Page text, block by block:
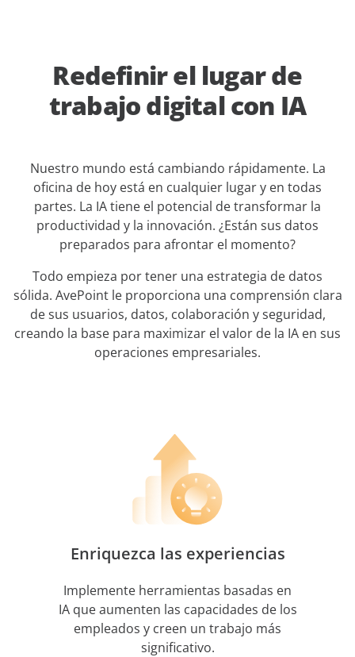
Redefinir el lugar de
trabajo digital con IA
Nuestro mundo está cambiando rápidamente. La
oficina de hoy está en cualquier lugar y en todas
partes. La IA tiene el potencial de transformar la
productividad y la innovación. ¿Están sus datos
preparados para afrontar el momento?
Todo empieza por tener una estrategia de datos
sólida. AvePoint le proporciona una comprensión clara
de sus usuarios, datos, colaboración y seguridad,
creando la base para maximizar el valor de la IA en sus
operaciones empresariales.
Enriquezca las experiencias
Implemente herramientas basadas en
IA que aumenten las capacidades de los
empleados y creen un trabajo más
significativo.